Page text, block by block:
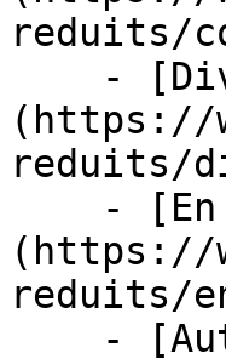
reduits/
(https://
reduits/
(https://
reduits/